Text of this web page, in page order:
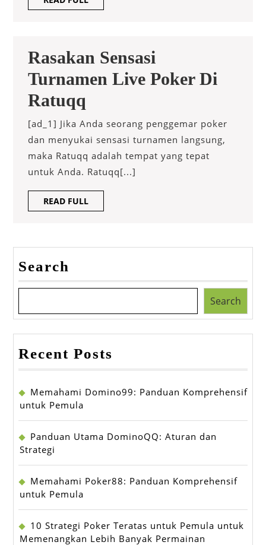
Maindomino99
Membantu
Anda
Menguasai
Game
Domino
FULL
Rasakan Sensasi
Turnamen Live Poker Di
Ratuqq
Sensasi
Turnamen
Live
Di
[ad_1] Jika Anda seorang penggemar poker
dan menyukai sensasi turnamen langsung,
maka Ratuqq adalah tempat yang tepat
untuk Anda. Ratuqq[...]
READ FULLREAD
FULL
Search
Search
Recent Posts
Memahami Domino99: Panduan Komprehensif
untuk Pemula
Panduan Utama DominoQQ: Aturan dan
Strategi
Memahami Poker88: Panduan Komprehensif
untuk Pemula
10 Strategi Poker Teratas untuk Pemula untuk
Memenangkan Lebih Banyak Permainan